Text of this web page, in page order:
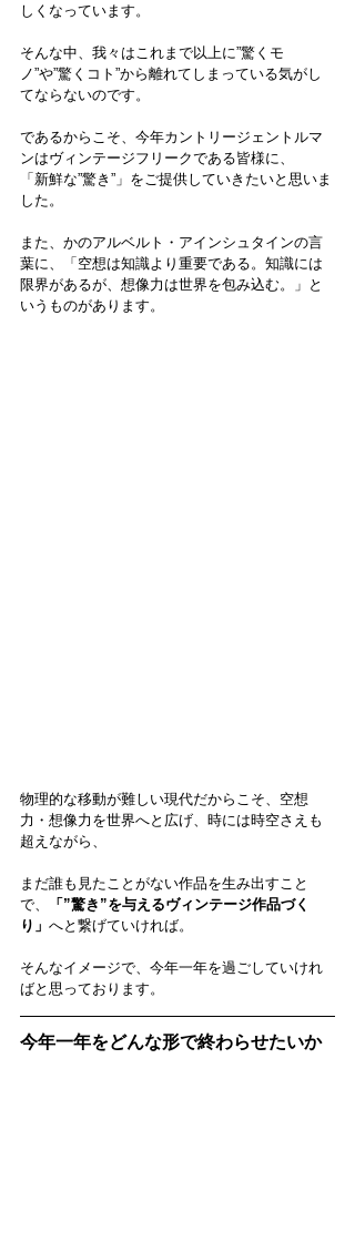
しくなっています。
そんな中、我々はこれまで以上に”驚くモ
ノ”や”驚くコト”から離れてしまっている気がし
てならないのです。
であるからこそ、今年カントリージェントルマ
ンはヴィンテージフリークである皆様に、
「新鮮な”驚き”」をご提供していきたいと思いま
した。
また、かのアルベルト・アインシュタインの言
葉に、「空想は知識より重要である。知識には
限界があるが、想像力は世界を包み込む。」と
いうものがあります。
物理的な移動が難しい現代だからこそ、空想
力・想像力を世界へと広げ、時には時空さえも
超えながら、
まだ誰も見たことがない作品を生み出すこと
で、
「”驚き”を与えるヴィンテージ作品づく
り」 へと繋げていければ。
そんなイメージで、今年一年を過ごしていけれ
ばと思っております。
今年一年をどんな形で終わらせたいか